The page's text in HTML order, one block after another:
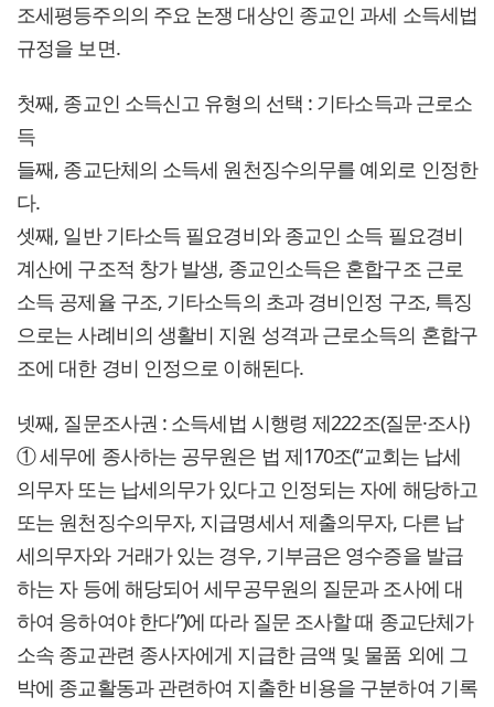
조세평등주의의 주요 논쟁 대상인 종교인 과세 소득세법
규정을 보면.
첫째, 종교인 소득신고 유형의 선택 : 기타소득과 근로소
득
들째, 종교단체의 소득세 원천징수의무를 예외로 인정한
다.
셋째, 일반 기타소득 필요경비와 종교인 소득 필요경비
계산에 구조적 창가 발생, 종교인소득은 혼합구조 근로
소득 공제율 구조, 기타소득의 초과 경비인정 구조, 특징
으로는 사례비의 생활비 지원 성격과 근로소득의 혼합구
조에 대한 경비 인정으로 이해된다.
넷째, 질문조사권 : 소득세법 시행령 제222조(질문·조사)
① 세무에 종사하는 공무원은 법 제170조(“교회는 납세
의무자 또는 납세의무가 있다고 인정되는 자에 해당하고
또는 원천징수의무자, 지급명세서 제출의무자, 다른 납
세의무자와 거래가 있는 경우, 기부금은 영수증을 발급
하는 자 등에 해당되어 세무공무원의 질문과 조사에 대
하여 응하여야 한다”)에 따라 질문 조사할 때 종교단체가
소속 종교관련 종사자에게 지급한 금액 및 물품 외에 그
박에 종교활동과 관련하여 지출한 비용을 구분하여 기록